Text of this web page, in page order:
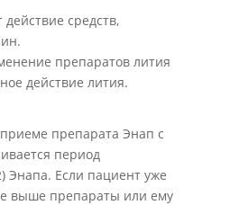
средств,
препаратов лития
действие лития.
препарата Энап с
период
Энапа. Если пациент уже
выше препараты или ему